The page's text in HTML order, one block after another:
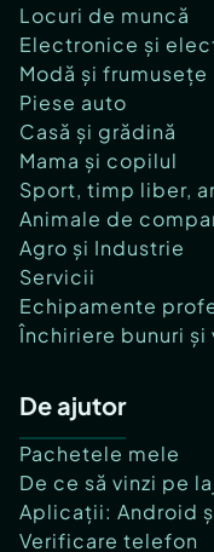
Locuri de muncă
Electronice și
Modă și frumusețe
Piese auto
Casă și grădină
Mama și copilul
Sport, timp liber,
Animale de
Agro și Industrie
Servicii
Echipamente
Închiriere bunuri și
De ajutor
Pachetele mele
De ce să vinzi pe
Aplicații: Android
Verificare telefon